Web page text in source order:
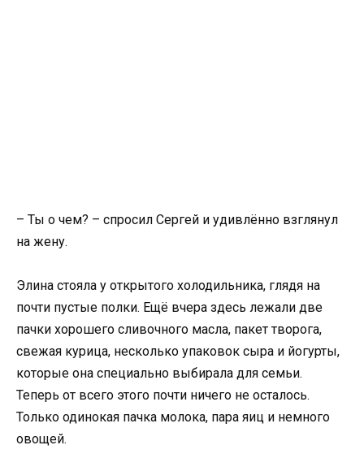
– Ты о чем? – спросил Сергей и удивлённо взглянул
на жену.
Элина стояла у открытого холодильника, глядя на
почти пустые полки. Ещё вчера здесь лежали две
пачки хорошего сливочного масла, пакет творога,
свежая курица, несколько упаковок сыра и йогурты,
которые она специально выбирала для семьи.
Теперь от всего этого почти ничего не осталось.
Только одинокая пачка молока, пара яиц и немного
овощей.